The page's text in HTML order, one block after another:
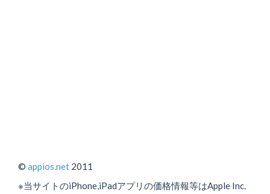
© appios.net 2011
※当サイトのiPhone,iPadアプリの価格情報等はApple Inc.